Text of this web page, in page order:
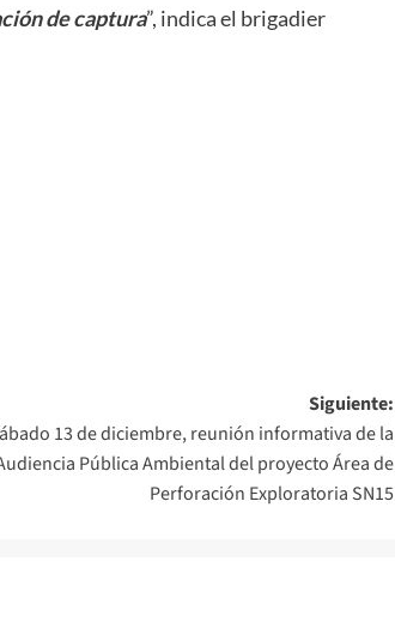
de captura”, indica el brigadier
Siguiente:
13 de diciembre, reunión informativa de la
Pública Ambiental del proyecto Área de
Perforación Exploratoria SN15